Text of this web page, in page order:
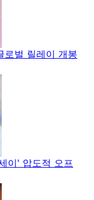
벌 릴레이 개봉
이' 압도적 오프